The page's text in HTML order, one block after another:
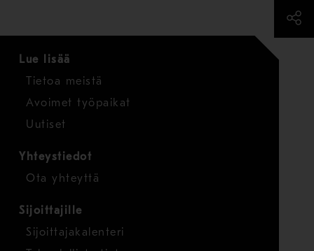
Lue lisää
Tietoa meistä
Avoimet työpaikat
Uutiset
Yhteystiedot
Ota yhteyttä
Sijoittajille
Sijoittajakalenteri